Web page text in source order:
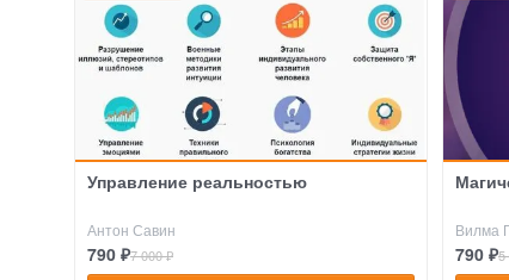
Управление реальностью
Антон Савин
790 ₽7 000 ₽
Вилма
790 ₽5